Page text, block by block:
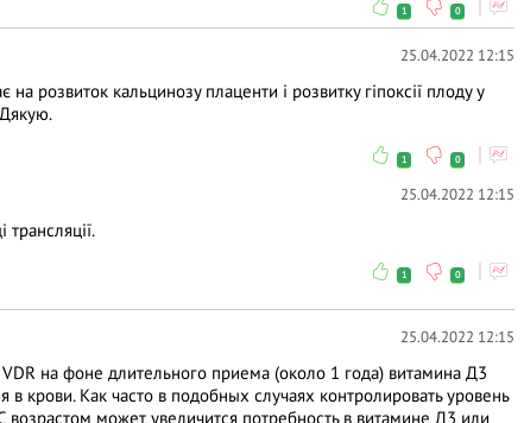
1 0
25.04.2022 12:15
розвиток кальцинозу плаценти і розвитку гіпоксії плоду у
1 0
25.04.2022 12:15
1 0
25.04.2022 12:15
на фоне длительного приема (около 1 года) витамина Д3
крови. Как часто в подобных случаях контролировать уровень
возрастом может увеличится потребность в витамине Д3 или